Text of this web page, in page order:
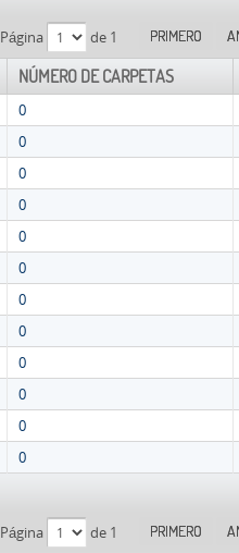
Página de 1 PRIMERO
NÚMERO DE CARPETAS
0
0
0
0
0
0
0
0
0
0
0
0
Página de 1 PRIMERO